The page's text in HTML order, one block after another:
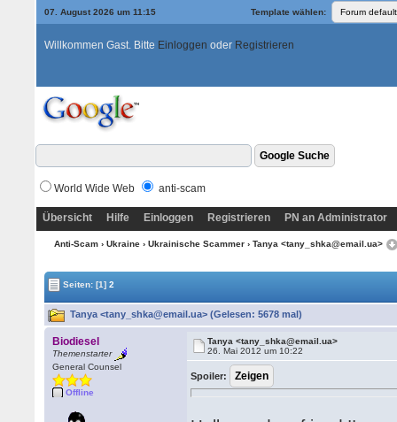
07. August 2026 um 11:15 Template wählen:
Willkommen Gast. Bitte Einloggen oder Registrieren
World Wide Web anti-scam
Übersicht Hilfe Einloggen Registrieren PN an Administrator
Anti-Scam› Ukraine› Ukrainische Scammer› Tanya <tany_shka@email.ua>
Seiten:[1] 2
Tanya <tany_shka@email.ua> (Gelesen: 5678 mal)
Biodiesel
Themenstarter
General Counsel
Offline
Tanya <tany_shka@email.ua>
26. Mai 2012 um 10:22
Spoiler: